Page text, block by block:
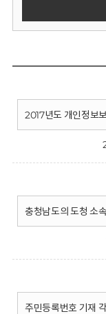
2017년도 개인정보
충청남도의 도청 소
주민등록번호 기재